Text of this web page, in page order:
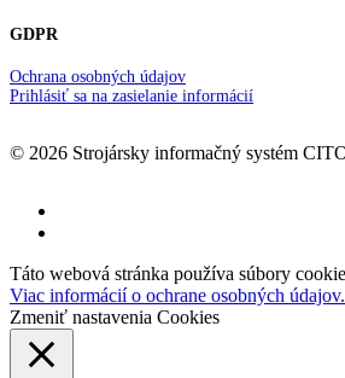
GDPR
Ochrana osobných údajov
Prihlásiť sa na zasielanie informácií
© 2026 Strojársky informačný systém
Táto webová stránka používa súbory
Viac informácií o ochrane osobných údajov.
Zmeniť nastavenia Cookies